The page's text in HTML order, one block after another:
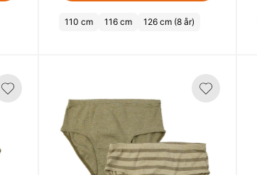
110 cm 116 cm 126 cm (8 år)